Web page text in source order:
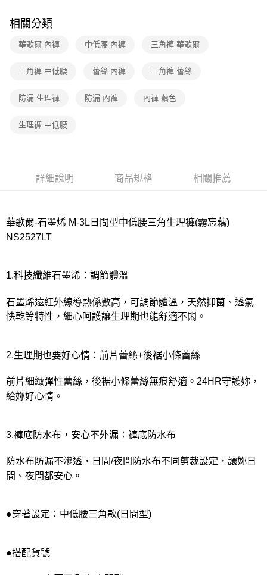
7-11取貨付款
每筆NT$80，滿NT$1,000(含以上)免運費
每筆NT$80，滿NT$1,000(含以上)免運費
宅配
付款後門市自取
相關分類
華歌爾 內褲 中低腰 內褲 三角褲 華歌爾
三角褲 中低腰 蕾絲 內褲 三角褲 蕾絲
防漏 生理褲 防漏 內褲 內褲 藕色
生理褲 中低腰
詳細說明 商品規格 相關推薦
華歌爾-石墨烯 M-3L日間型中低腰三角生理褲(霧忘藕)
NS2527LT
1.科技纖維石墨烯：調節體溫
石墨烯遠紅外線導熱係數高，可調節體溫，天然抑菌、透氣
快乾等特性，細心呵護讓生理期也能舒適不悶。
2.生理期也要好心情：前片蕾絲+後裾小條蕾絲
前片細緻彈性蕾絲，後裾小條蕾絲無痕舒適。24HR守護妳，
給妳好心情。
3.褲底防水布，安心不外漏：褲底防水布
防水布防漏不滲透，日間/夜間防水布不同剪裁設定，讓妳日
間、夜間都安心。
●穿著設定：中低腰三角款(日間型)
●搭配貨號